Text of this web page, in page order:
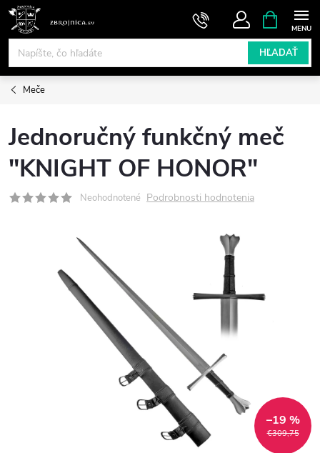
Prejsť
obsah
HĽADAŤ
KOŠÍK
Meče
Jednoručný funkčný meč
"KNIGHT OF HONOR"
Neohodnotené Podrobnosti hodnotenia
€309,75
–19 %